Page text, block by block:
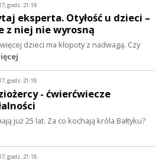
godz. 21:19
eksperta. Otyłość u dzieci –
z niej nie wyrosną
dzieci ma kłopoty z nadwagą. Czy
godz. 21:18
- ćwierćwiecze
już 25 lat. Za co kochają króla Bałtyku?
godz. 21:18